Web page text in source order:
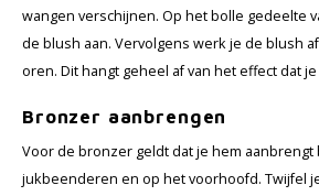
wangen verschijnen. Op het bolle gedeelte
de blush aan. Vervolgens werk je de blush
oren. Dit hangt geheel af van het effect dat
Bronzer aanbrengen
Voor de bronzer geldt dat je hem aanbrengt
jukbeenderen en op het voorhoofd. Twijfel